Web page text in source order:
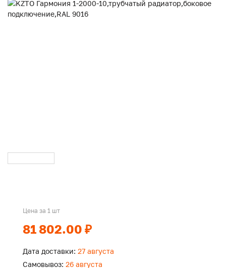
Цена за 1 шт
81 802.00 ₽
Дата доставки: 27 августа
Самовывоз: 26 августа